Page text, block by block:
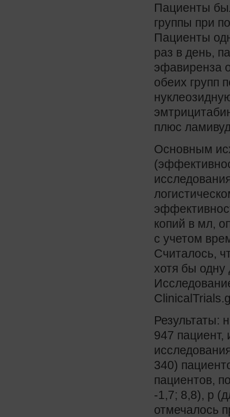
Пациенты
группы при
Пациенты
раз в день,
эфавиренза
обеих групп
плюс
Основным
копий в мл,
с учетом
Считалось,
хотя бы одну
Результаты:
947 пациент,
340)
пациентов,
-1,7; 8,8), p
отмечалось